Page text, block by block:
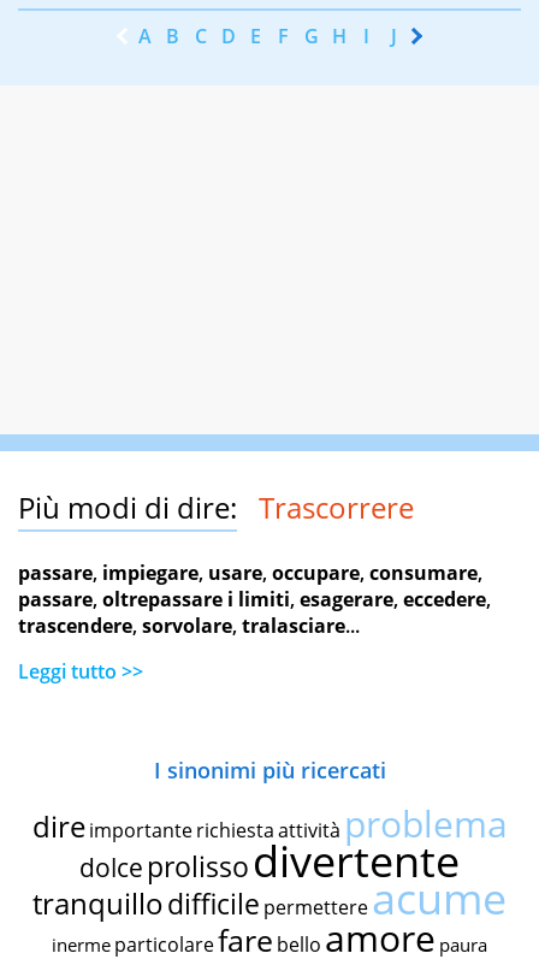
A B C D E F G H I J K
Più modi di dire: Trascorrere
passare, impiegare, usare,occupare,consumare,
passare,oltrepassare i limiti,esagerare,eccedere,
trascendere,sorvolare,tralasciare...
Leggi tutto >>
I sinonimi più ricercati
dire importante richiestaattività problema
dolce prolissodivertente
tranquillodifficile permettereacume
inerme particolarefare bello amore paura